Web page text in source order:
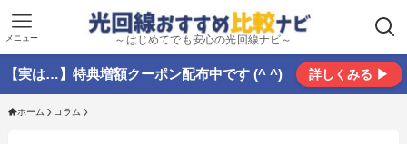
～はじめてでも安心の光回線ナビ～
メニュー
【実は…】特典増額クーポン配布中です (^ ^) 詳しくみる ▶
ホーム コラム